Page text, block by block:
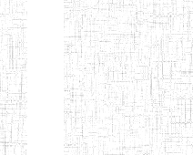
KUMBA
GTTTC
KUMBA
GTTC AKWA-